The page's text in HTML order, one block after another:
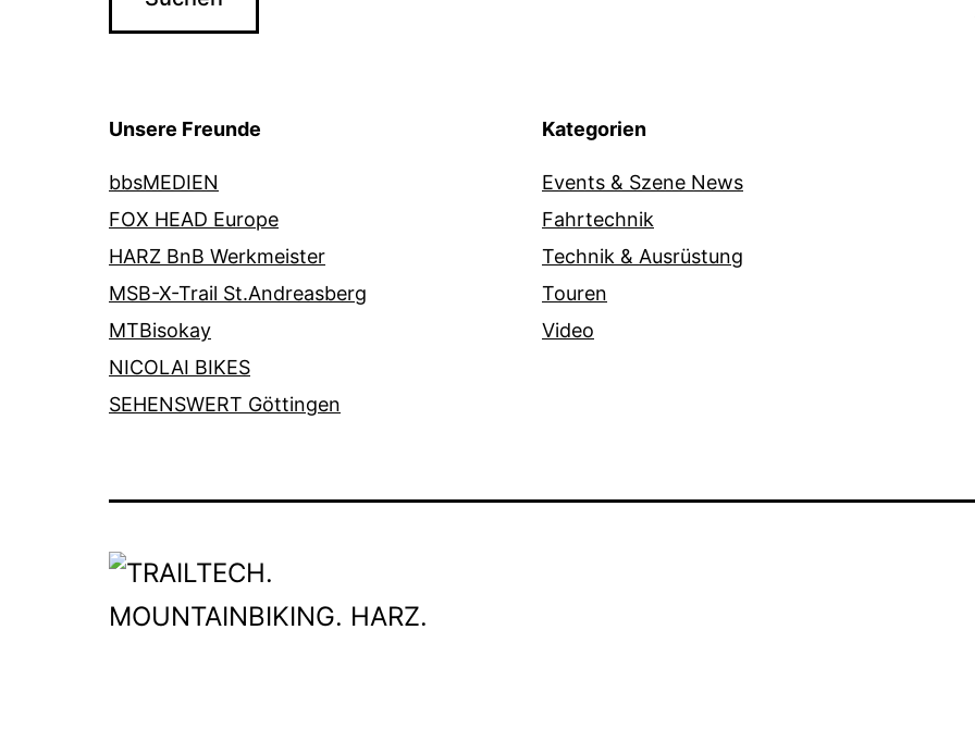
Unsere Freunde
bbsMEDIEN
FOX HEAD Europe
HARZ BnB Werkmeister
MSB-X-Trail St.Andreasberg
MTBisokay
NICOLAI BIKES
SEHENSWERT Göttingen
Kategorien
Events & Szene News
Fahrtechnik
Technik & Ausrüstung
Touren
Video